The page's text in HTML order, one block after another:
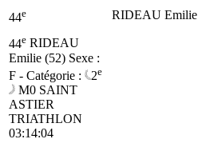
44e RIDEAU Emilie
44e RIDEAU
Emilie (52) Sexe :
F - Catégorie :
2e
M0 SAINT
ASTIER
TRIATHLON
03:14:04